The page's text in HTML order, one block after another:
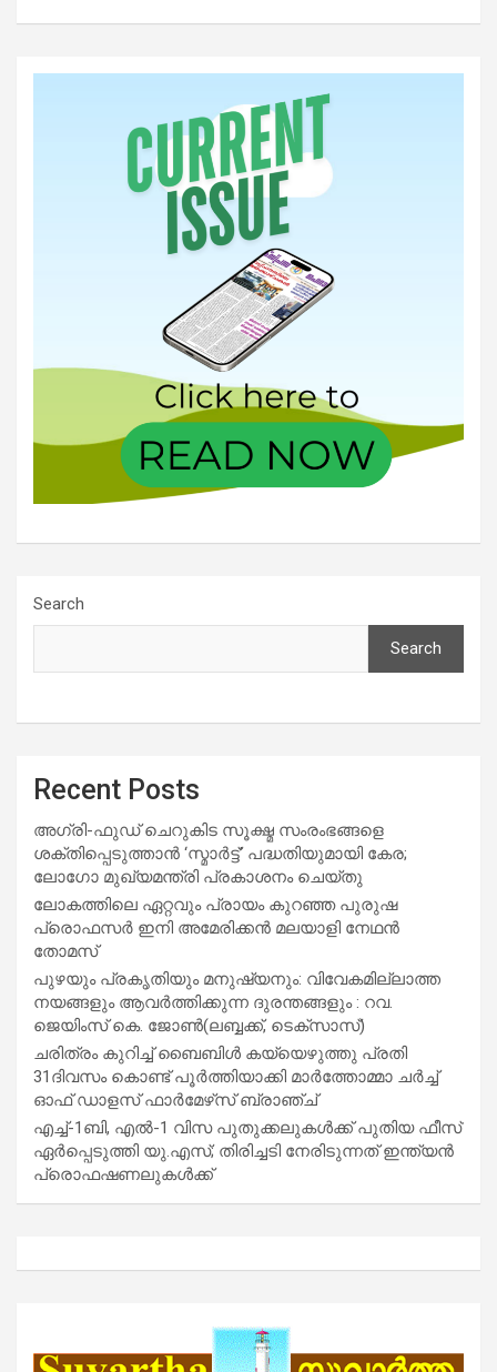
Search
Search
Recent Posts
അഗ്രി-ഫുഡ് ചെറുകിട സൂക്ഷ്മ സംരംഭങ്ങളെ
ശക്തിപ്പെടുത്താന്‍ ‘സ്മാര്‍ട്ട്’ പദ്ധതിയുമായി കേര;
ലോഗോ മുഖ്യമന്ത്രി പ്രകാശനം ചെയ്തു
ലോകത്തിലെ ഏറ്റവും പ്രായം കുറഞ്ഞ പുരുഷ
പ്രൊഫസർ ഇനി അമേരിക്കൻ മലയാളി നേഥൻ
തോമസ്
പുഴയും പ്രകൃതിയും മനുഷ്യനും: വിവേകമില്ലാത്ത
നയങ്ങളും ആവർത്തിക്കുന്ന ദുരന്തങ്ങളും : റവ.
ജെയിംസ് കെ. ജോൺ(ലബ്ബക്ക്, ടെക്സാസ്)
ചരിത്രം കുറിച്ച് ബൈബിൾ കയ്യെഴുത്തു പ്രതി
31ദിവസം കൊണ്ട് പൂർത്തിയാക്കി മാർത്തോമ്മാ ചർച്ച്
ഓഫ് ഡാളസ് ഫാർമേഴ്‌സ് ബ്രാഞ്ച്
എച്ച്-1ബി, എൽ-1 വിസ പുതുക്കലുകൾക്ക് പുതിയ ഫീസ്
ഏർപ്പെടുത്തി യു.എസ്; തിരിച്ചടി നേരിടുന്നത് ഇന്ത്യൻ
പ്രൊഫഷണലുകൾക്ക്